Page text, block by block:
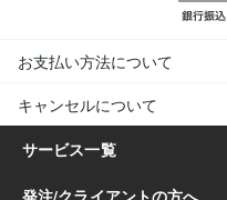
お支払い方法について
キャンセルについて